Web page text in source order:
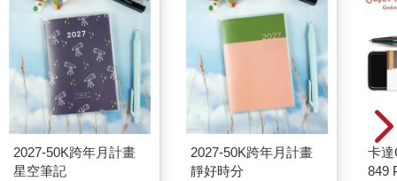
2027-50K跨年月計畫
星空筆記
2027-50K跨年月計畫
靜好時分
卡
849